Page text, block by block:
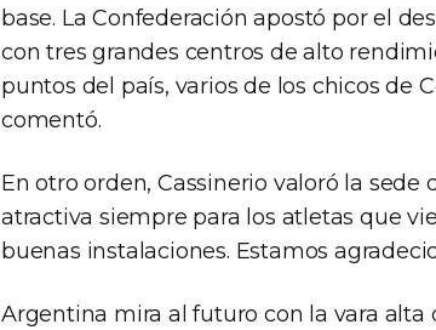
base. La Confederación apostó por el
con tres grandes centros de alto
puntos del país, varios de los chicos de
comentó.
En otro orden, Cassinerio valoró la sede
atractiva siempre para los atletas que
buenas instalaciones. Estamos
Argentina mira al futuro con la vara alta